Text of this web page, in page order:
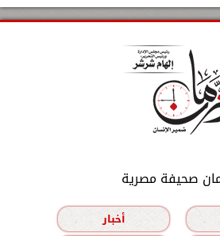
صحيفة مصرية
أخبار